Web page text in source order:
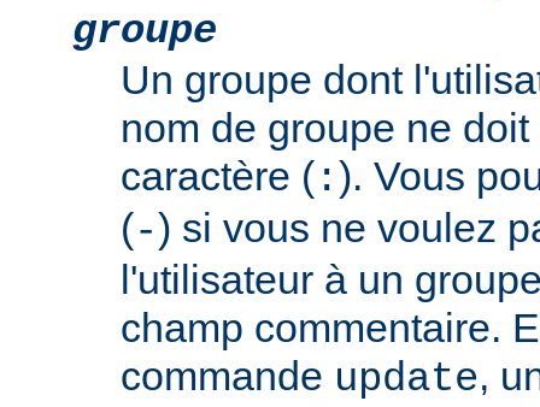
groupe
Un groupe dont
nom de groupe ne
caractère ( :). Vous
(-) si vous ne voulez
l'utilisateur à un
champ commentaire.
commande update,